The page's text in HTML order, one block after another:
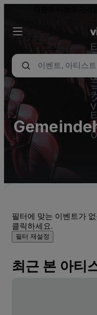
Durlangen
필터에 맞는 이벤트가
클릭하세요.
필터 재설정
최근 본 아티